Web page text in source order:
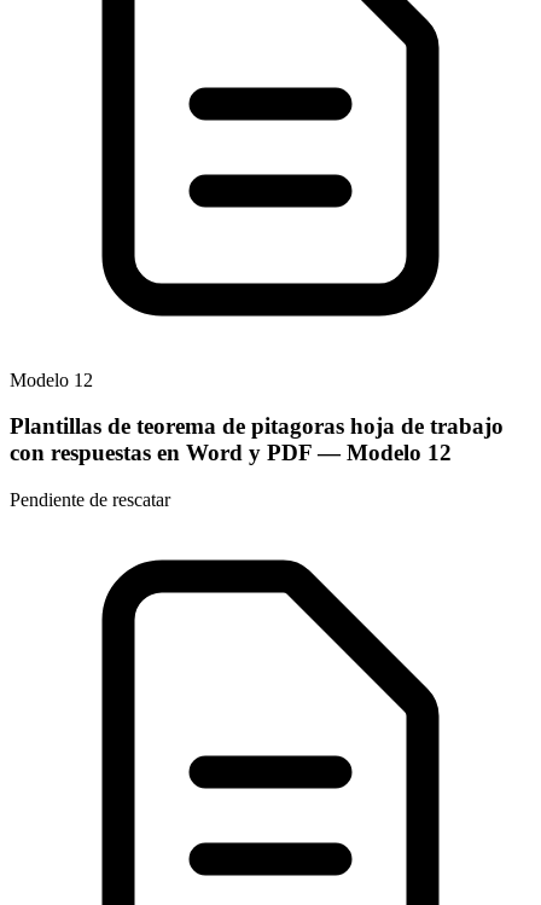
Modelo 12
Plantillas de teorema de pitagoras hoja de trabajo
con respuestas en Word y PDF— Modelo 12
Pendiente de rescatar